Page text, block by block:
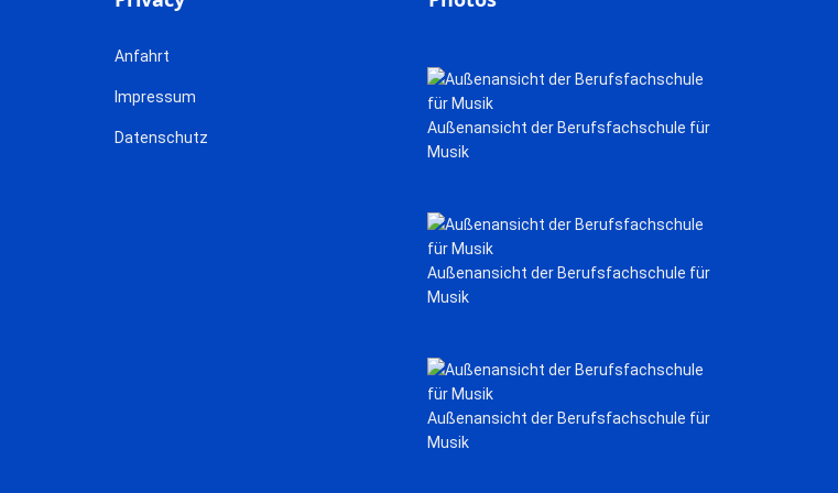
Anfahrt
Impressum
Datenschutz
Außenansicht der Berufsfachschule für
Musik
Außenansicht der Berufsfachschule für
Musik
Außenansicht der Berufsfachschule für
Musik